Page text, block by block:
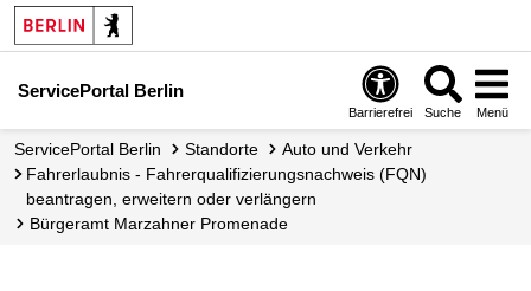
ServicePortal Berlin
Barrierefrei Suche Menü
ServicePortal Berlin Standorte
Auto und Verkehr
Fahrerlaubnis - Fahrerqualifizierungsnachweis (FQN)
beantragen, erweitern oder verlängern
Bürgeramt Marzahner Promenade